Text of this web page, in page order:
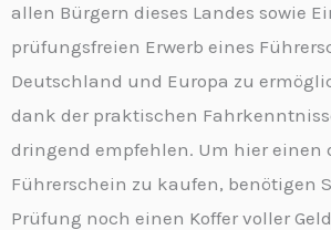
allen Bürgern dieses Landes sowie
prüfungsfreien Erwerb eines
Deutschland und Europa zu
dank der praktischen
dringend empfehlen. Um hier einen
Führerschein zu kaufen, benötigen
Prüfung noch einen Koffer voller